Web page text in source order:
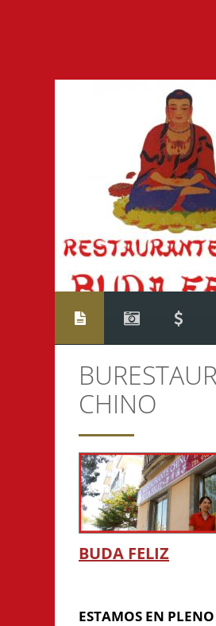
CHINO
BUDA FELIZ
ESTAMOS EN
CONTACTO
Anterior/Siguiente página
This page can't load
Maps correctly.
Do you own this